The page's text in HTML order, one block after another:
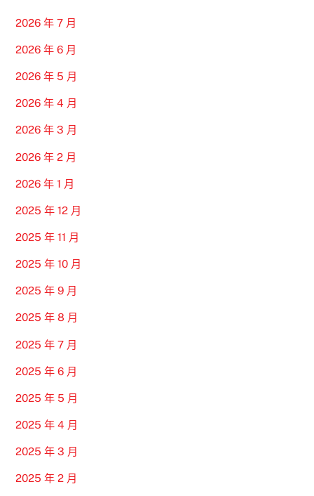
2026 年 7 月
2026 年 6 月
2026 年 5 月
2026 年 4 月
2026 年 3 月
2026 年 2 月
2026 年 1 月
2025 年 12 月
2025 年 11 月
2025 年 10 月
2025 年 9 月
2025 年 8 月
2025 年 7 月
2025 年 6 月
2025 年 5 月
2025 年 4 月
2025 年 3 月
2025 年 2 月